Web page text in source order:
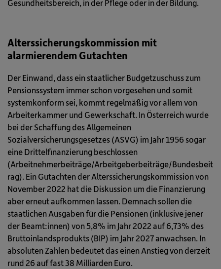
Gesundheitsbereich, in der Pflege oder in der Bildung.
Alterssicherungskommission mit
alarmierendem Gutachten
Der Einwand, dass ein staatlicher Budgetzuschuss zum
Pensionssystem immer schon vorgesehen und somit
systemkonform sei, kommt regelmäßig vor allem von
Arbeiterkammer und Gewerkschaft. In Österreich wurde
bei der Schaffung des Allgemeinen
Sozialversicherungsgesetzes (ASVG) im Jahr 1956 sogar
eine Drittelfinanzierung beschlossen
(Arbeitnehmerbeiträge/Arbeitgeberbeiträge/Bundesbeit
rag). Ein Gutachten der Alterssicherungskommission von
November 2022 hat die Diskussion um die Finanzierung
aber erneut aufkommen lassen. Demnach sollen die
staatlichen Ausgaben für die Pensionen (inklusive jener
der Beamt:innen) von 5,8% im Jahr 2022 auf 6,73% des
Bruttoinlandsprodukts (BIP) im Jahr 2027 anwachsen. In
absoluten Zahlen bedeutet das einen Anstieg von derzeit
rund 26 auf fast 38 Milliarden Euro.